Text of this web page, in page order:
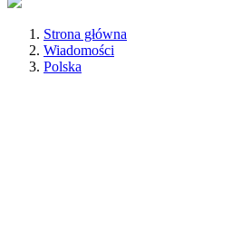
Strona główna
Wiadomości
Polska